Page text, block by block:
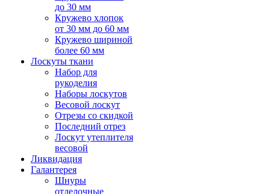
до 30 мм
Кружево хлопок
от 30 мм до 60 мм
Кружево шириной
более 60 мм
Лоскуты ткани
Набор для
рукоделия
Наборы лоскутов
Весовой лоскут
Отрезы со скидкой
Последний отрез
Лоскут утеплителя
весовой
Ликвидация
Галантерея
Шнуры
отделочные